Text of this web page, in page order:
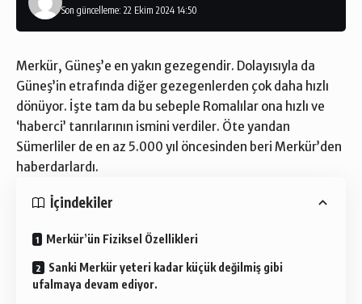
Son güncelleme: 22 Ekim 2024 14:50
Merkür, Güneş’e en yakın gezegendir. Dolayısıyla da
Güneş’in etrafında diğer gezegenlerden çok daha hızlı
dönüyor. İşte tam da bu sebeple Romalılar ona hızlı ve
‘haberci’ tanrılarının ismini verdiler. Öte yandan
Sümerliler de en az 5.000 yıl öncesinden beri Merkür’den
haberdarlardı.
İçindekiler
Merkür’ün Fiziksel Özellikleri
Sanki Merkür yeteri kadar küçük değilmiş gibi
ufalmaya devam ediyor.